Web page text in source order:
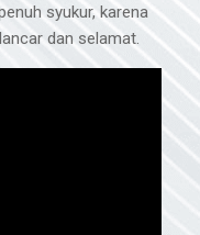
syukur, karena
dan selamat.